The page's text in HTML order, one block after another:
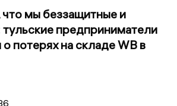
что мы беззащитные и
предприниматели
о потерях на складе WB в